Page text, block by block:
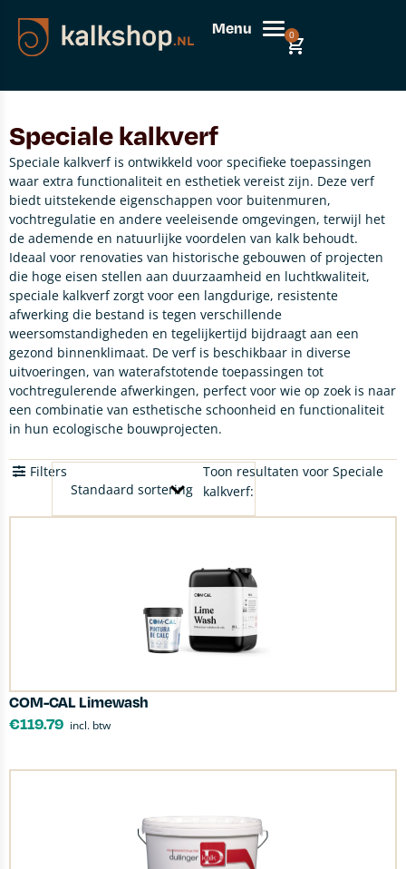
Menu 0
Speciale kalkverf
Speciale kalkverf is ontwikkeld voor specifieke toepassingen
waar extra functionaliteit en esthetiek vereist zijn. Deze verf
biedt uitstekende eigenschappen voor buitenmuren,
vochtregulatie en andere veeleisende omgevingen, terwijl het
de ademende en natuurlijke voordelen van kalk behoudt.
Ideaal voor renovaties van historische gebouwen of projecten
die hoge eisen stellen aan duurzaamheid en luchtkwaliteit,
speciale kalkverf zorgt voor een langdurige, resistente
afwerking die bestand is tegen verschillende
weersomstandigheden en tegelijkertijd bijdraagt aan een
gezond binnenklimaat. De verf is beschikbaar in diverse
uitvoeringen, van waterafstotende toepassingen tot
vochtregulerende afwerkingen, perfect voor wie op zoek is naar
een combinatie van esthetische schoonheid en functionaliteit
in hun ecologische bouwprojecten.
Toon resultaten voor Speciale
kalkverf:
Filters
COM-CAL Limewash
€119.79 incl. btw